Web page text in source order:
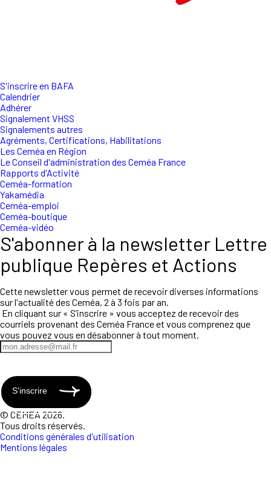
S'inscrire en BAFA
Calendrier
Adhérer
Signalement VHSS
Signalements autres
Agréments, Certifications, Habilitations
Les Ceméa en Région
Le Conseil d'administration des Ceméa France
Rapports d'Activité
Ceméa-formation
Yakamédia
Ceméa-emploi
Ceméa-boutique
Ceméa-vidéo
S'abonner à la newsletter Lettre
publique Repères et Actions
Cette newsletter vous permet de recevoir diverses informations
sur l'actualité des Ceméa, 2 à 3 fois par an.
En cliquant sur « S’inscrire » vous acceptez de recevoir des
courriels provenant des Ceméa France et vous comprenez que
vous pouvez vous en désabonner à tout moment.
S'inscrire
© CEMEA 2026.
Tous droits réservés.
Conditions générales d'utilisation
Mentions légales